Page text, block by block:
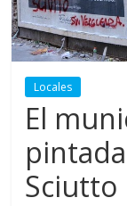
Locales
El
Sciutto